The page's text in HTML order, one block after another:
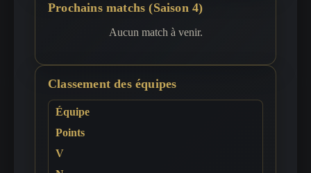
Prochains matchs (Saison 4)
Aucun match à venir.
Classement des équipes
Équipe
Points
V